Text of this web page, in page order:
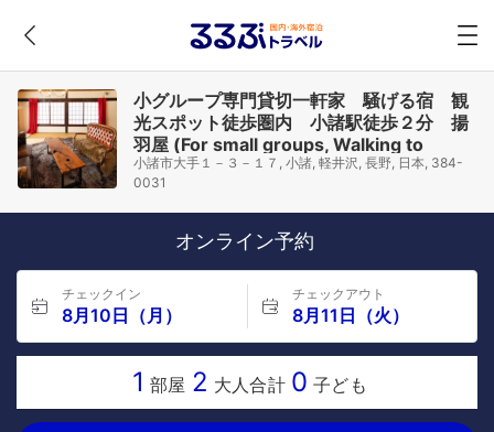
小グループ専門貸切一軒家 騒げる宿 観
光スポット徒歩圏内 小諸駅徒歩２分 揚
羽屋 (For small groups, Walking to
tourist spots, Vacation Rental House 2
min from Komoro sta)
小諸市大手１－３－１７, 小諸, 軽井沢, 長野, 日本, 384-
0031
オンライン予約
チェックイン
8月10日（月）
チェックアウト
8月11日（火）
1 部屋 2 大人合計 0 子ども